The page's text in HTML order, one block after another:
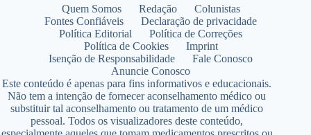
Quem Somos Redação
Colunistas
Fontes Confiáveis
Declaração de privacidade
Política Editorial
Política de Correções
Política de Cookies
Imprint
Isenção de Responsabilidade
Fale Conosco
Anuncie Conosco
Este conteúdo é apenas para fins informativos e educacionais.
Não tem a intenção de fornecer aconselhamento médico ou
substituir tal aconselhamento ou tratamento de um médico
pessoal. Todos os visualizadores deste conteúdo,